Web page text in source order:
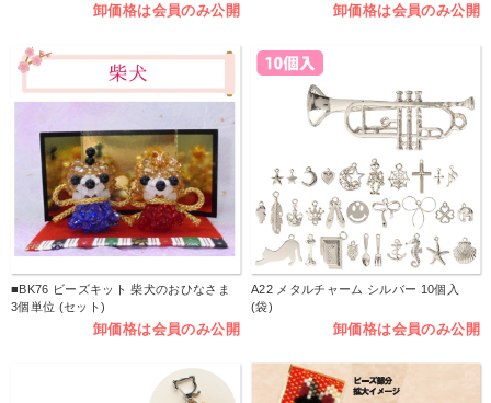
卸価格は会員のみ公開 卸価格は会員のみ公開
■BK76 ビーズキット 柴犬のおひなさま
3個単位 (セット)
卸価格は会員のみ公開
A22 メタルチャーム シルバー 10個入
(袋)
卸価格は会員のみ公開